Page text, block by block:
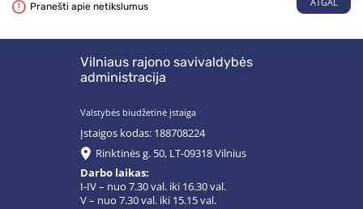
Pranešti apie netikslumus
Vilniaus rajono savivaldybės
administracija
Valstybės biudžetinė įstaiga
Įstaigos kodas: 188708224
Rinktinės g. 50, LT-09318 Vilnius
Darbo laikas:
I-IV – nuo 7.30 val. iki 16.30 val.
V – nuo 7.30 val. iki 15.15 val.